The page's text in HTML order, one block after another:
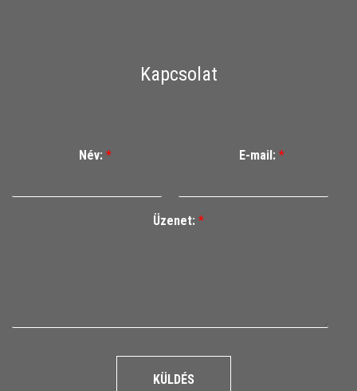
Kapcsolat
Név: * E-mail: *
Üzenet: *
KÜLDÉS